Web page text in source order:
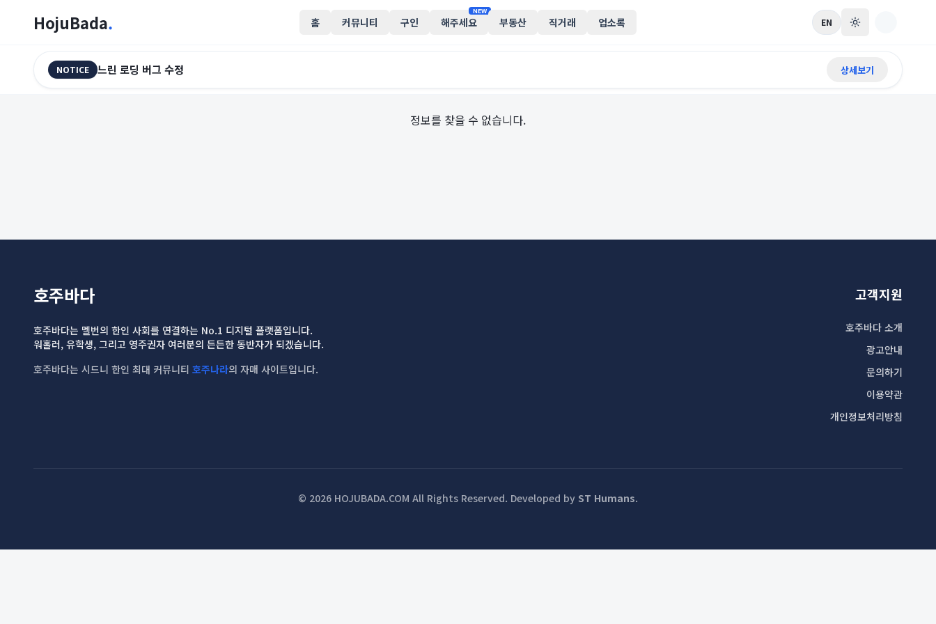
HojuBada. 홈 커뮤니티 구인 해주세요
NEW
부동산 직거래 업소록 EN
NOTICE 느린 로딩 버그 수정 상세보기
정보를 찾을 수 없습니다.
호주바다
호주바다는 멜번의 한인 사회를 연결하는 No.1 디지털 플랫폼입니다.
워홀러, 유학생, 그리고 영주권자 여러분의 든든한 동반자가 되겠습니다.
호주바다는 시드니 한인 최대 커뮤니티 호주나라의 자매 사이트입니다.
고객지원
호주바다 소개
광고안내
문의하기
이용약관
개인정보처리방침
© 2026 HOJUBADA.COM All Rights Reserved. Developed by ST Humans.